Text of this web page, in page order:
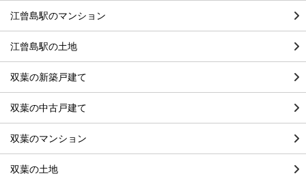
江曾島駅のマンション
江曾島駅の土地
双葉の新築戸建て
双葉の中古戸建て
双葉のマンション
双葉の土地